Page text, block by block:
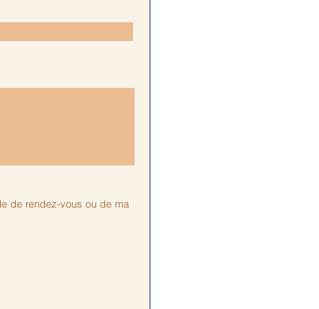
de rendez-vous ou de ma